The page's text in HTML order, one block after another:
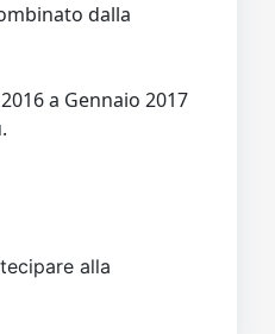
dalla
a Gennaio 2017
alla